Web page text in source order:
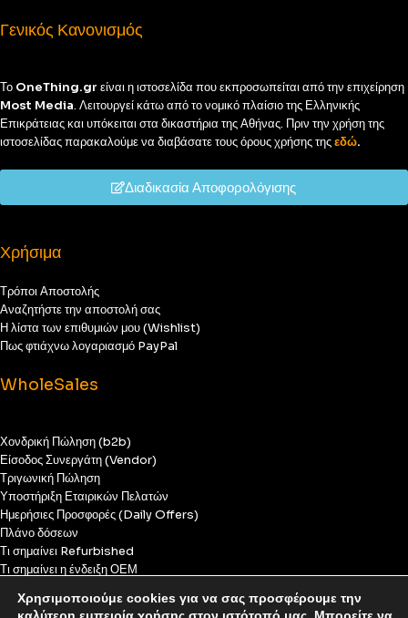
Γενικός Κανονισμός
Το OneThing.gr είναι η ιστοσελίδα που εκπροσωπείται από την επιχείρηση
Most Media. Λειτουργεί κάτω από το νομικό πλαίσιο της Ελληνικής
Επικράτειας και υπόκειται στα δικαστήρια της Αθήνας. Πριν την χρήση της
ιστοσελίδας παρακαλούμε να διαβάσατε τους όρους χρήσης τηςεδώ.
Διαδικασία Αποφορολόγισης
Χρήσιμα
Τρόποι Αποστολής
Αναζητήστε την αποστολή σας
Η λίστα των επιθυμιών μου (Wishlist)
Πως φτιάχνω λογαριασμό PayPal
WholeSales
Χονδρική Πώληση (b2b)
Είσοδος Συνεργάτη (Vendor)
Τριγωνική Πώληση
Υποστήριξη Εταιρικών Πελατών
Ημερήσιες Προσφορές (Daily Offers)
Πλάνο δόσεων
Τι σημαίνει Refurbished
Τι σημαίνει η ένδειξη ΟΕΜ
Χρησιμοποιούμε cookies για να σας προσφέρουμε την